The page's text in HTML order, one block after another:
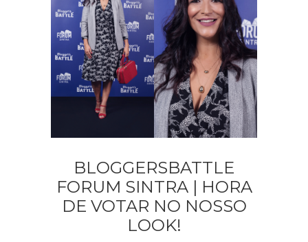
BLOGGERSBATTLE
FORUM SINTRA | HORA
DE VOTAR NO NOSSO
LOOK!